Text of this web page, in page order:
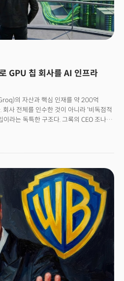
GPU 칩 회사를 AI 인프라
의 자산과 핵심 인재를 약 200억
사 전체를 인수한 것이 아니라 '비독점적
라는 독특한 구조다. 그록의 CEO 조나선
마드라(Sunny Madra) 등 핵심 리더십이
하고 IP를 라이선스하는 것"이라고
스(Mellanox) 인수(69억 달러)를 훌쩍
모다. 하지만 단순히 규모만 주목할 일이
를 돌아보면, 이 거래가 왜 엔비디아를
기업'으로 전환시킨 전략의 완성형인지
엔비디아의 그록 흡수